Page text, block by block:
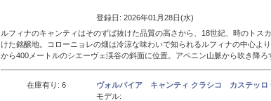
登録日: 2026年01月28日(水)
ルフィナのキャンティはそのずば抜けた品質の高さから、18世紀、時のトス
けた銘醸地。コローニョレの畑は冷涼な味わいで知られるルフィナの中心よ
から400メートルのシエーヴェ渓谷の斜面に位置。アペニン山脈から吹き降ろ
在庫有り: 6
ヴォルパイア キャンティ クラシコ カステッ
モデル: